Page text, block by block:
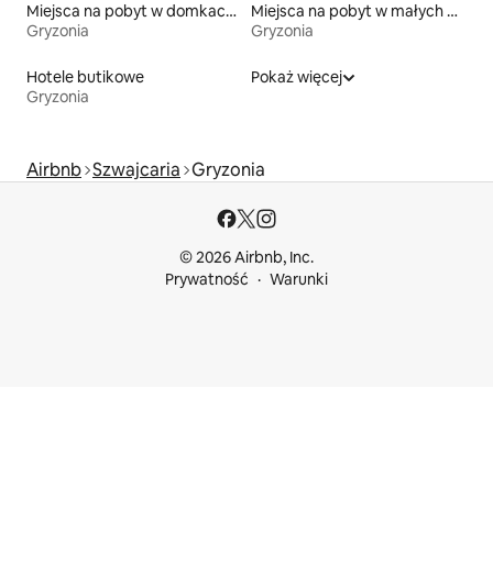
Miejsca na pobyt w domkach ekologicznych na łonie przyrody
Gryzonia
Miejsca na pobyt w małych domkach
Gryzonia
Hotele butikowe
Gryzonia
Pokaż więcej
Airbnb Szwajcaria Gryzonia
© 2026 Airbnb, Inc.
Prywatność
Warunki